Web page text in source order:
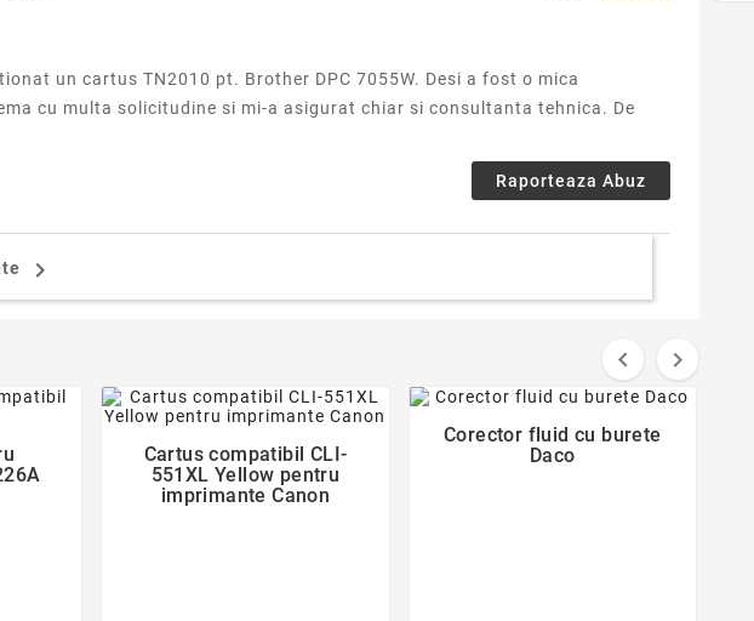
un cartus TN2010 pt. Brother DPC 7055W. Desi a fost o mica
cu multa solicitudine si mi-a asigurat chiar si consultanta tehnica. De
Raporteaza Abuz

 

favorite_border
Cartus compatibil CLI-
551XL Yellow pentru
imprimante Canon

Corector fluid cu burete
Daco